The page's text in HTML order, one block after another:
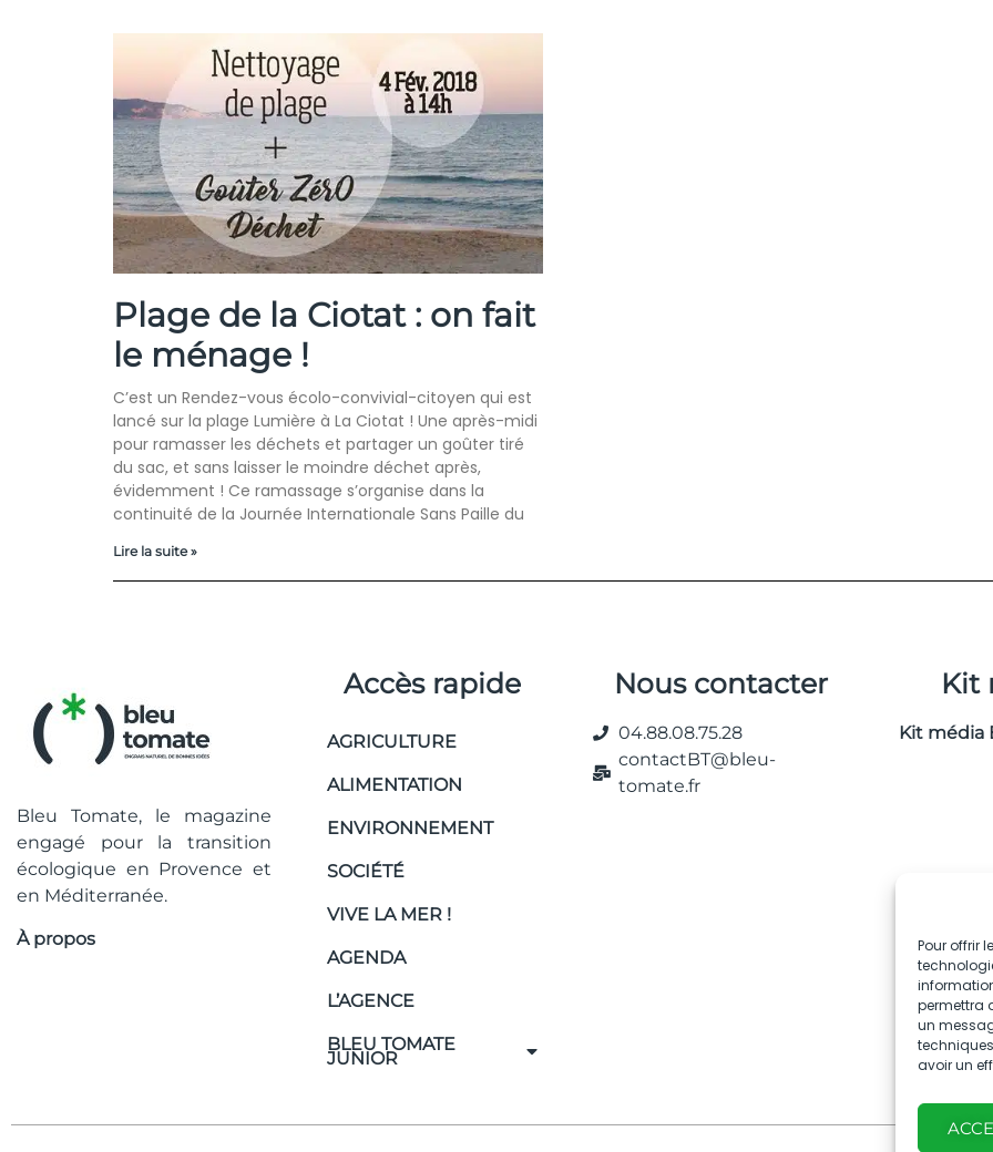
Pour offrir
permettra
un
avoir un
Plage de la Ciotat : on fait
le ménage !
C’est un Rendez-vous écolo-convivial-citoyen qui est
lancé sur la plage Lumière à La Ciotat ! Une après-midi
pour ramasser les déchets et partager un goûter tiré
du sac, et sans laisser le moindre déchet après,
évidemment ! Ce ramassage s’organise dans la
continuité de la Journée Internationale Sans Paille du
Lire la suite »
Bleu Tomate, le magazine
engagé pour la transition
écologique en Provence et
en Méditerranée.
À propos
Accès rapide
AGRICULTURE
ALIMENTATION
ENVIRONNEMENT
SOCIÉTÉ
VIVE LA MER !
AGENDA
L’AGENCE
BLEU TOMATE
JUNIOR
Nous contacter
04.88.08.75.28
contactBT@bleu-
tomate.fr
Kit
Kit média